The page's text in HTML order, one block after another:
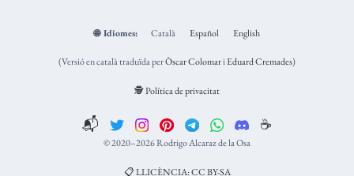
🌐 Idiomes: Català Español English
(Versió en català traduïda perÒscar ColomariEduard Cremades)
🕵️ Política de privacitat
📬 ☕️
© 2020–2026 Rodrigo Alcaraz de la Osa
📋 LLICÈNCIA: CC BY-SA